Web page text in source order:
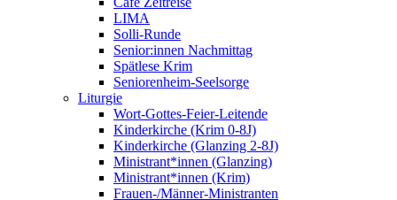
LIMA
Solli-Runde
Senior:innen Nachmittag
Spätlese Krim
Seniorenheim-Seelsorge
Liturgie
Wort-Gottes-Feier-Leitende
Kinderkirche (Krim 0-8J)
Kinderkirche (Glanzing 2-8J)
Ministrant*innen (Glanzing)
Ministrant*innen (Krim)
Frauen-/Männer-Ministranten